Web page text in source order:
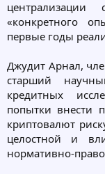
«конкретного
первые годы
Джудит Арнал,
старший
кредитных
попытки внести
криптовалют
целостной и
нормативно-